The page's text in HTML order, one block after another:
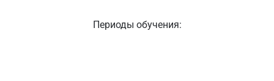
Периоды обучения: